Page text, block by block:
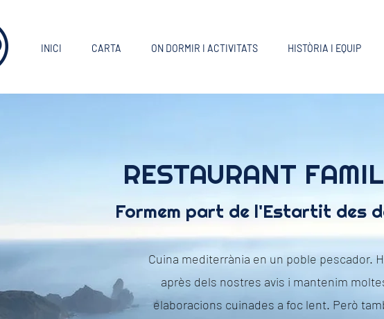
INICI CARTA ON DORMIR I ACTIVITATS HISTÒRIA I EQUIP
Cuina mediterrània en un poble pescador.
après dels nostres avis i mantenim
elaboracions cuinades a foc lent. Però
RESTAURANT
Formem part de l'Estartit des